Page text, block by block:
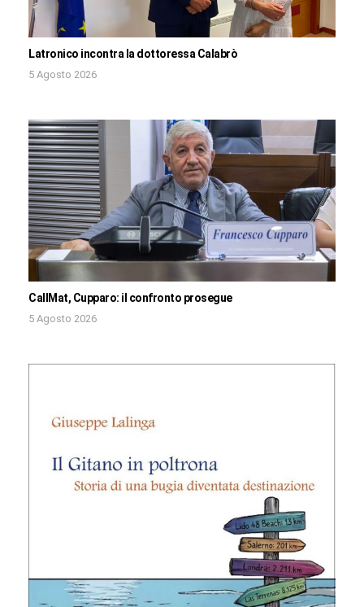
Latronico incontra la dottoressa Calabrò
5 Agosto 2026
CallMat, Cupparo: il confronto prosegue
5 Agosto 2026